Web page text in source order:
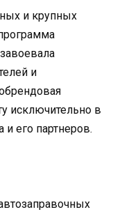
и крупных
и
исключительно в
и его партнеров.